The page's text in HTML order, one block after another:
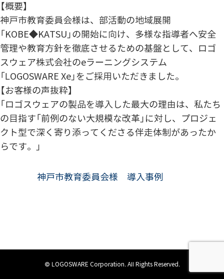
【概要】
神戸市教育委員会様は、部活動の地域展開
「KOBE◆KATSU」の開始に向け、多様な指導者へ安全
管理や教育方針を徹底させるための基盤として、ロゴ
スウェア株式会社のeラーニングシステム
「LOGOSWARE Xe」をご採用いただきました。
【お客様の声抜粋】
「ロゴスウェアの製品を導入した最大の理由は、私たち
の目指す「前例のない大規模な改革」に対し、プロジェ
クト型で深く寄り添ってくださる伴走体制があったか
らです。」
神戸市教育委員会様 導入事例
© LOGOSWARE Corporation. All Rights Reserved.